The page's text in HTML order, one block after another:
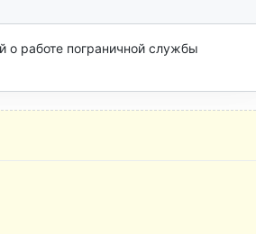
о работе пограничной службы